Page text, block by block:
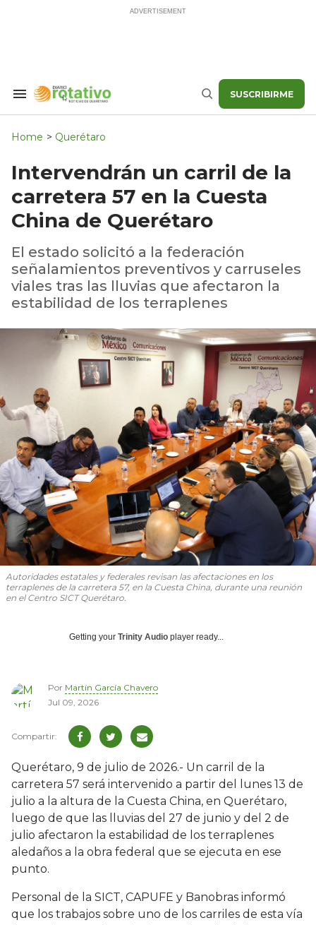
Search
Navigation
Buscar SUSCRIBIRME
Home > Querétaro
Intervendrán un carril de la
carretera 57 en la Cuesta
China de Querétaro
El estado solicitó a la federación
señalamientos preventivos y carruseles
viales tras las lluvias que afectaron la
estabilidad de los terraplenes
Autoridades estatales y federales revisan las afectaciones en los
terraplenes de la carretera 57, en la Cuesta China, durante una reunión
en el Centro SICT Querétaro.
Getting your Trinity Audio player ready...
Por Martín García Chavero
Jul 09, 2026
Querétaro, 9 de julio de 2026.- Un carril de la
carretera 57 será intervenido a partir del lunes 13 de
julio a la altura de la Cuesta China, en Querétaro,
luego de que las lluvias del 27 de junio y del 2 de
julio afectaron la estabilidad de los terraplenes
aledaños a la obra federal que se ejecuta en ese
punto.
Personal de la SICT, CAPUFE y Banobras informó
que los trabajos sobre uno de los carriles de esta vía